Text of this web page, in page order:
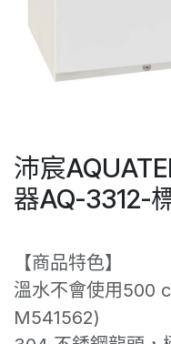
沛宸
器AQ-3312-
【商品特色】
溫水不會使用500
M541562)